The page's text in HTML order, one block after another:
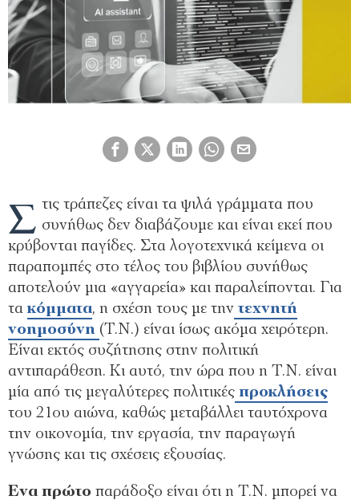
Σ τις τράπεζες είναι τα ψιλά γράµµατα που
συνήθως δεν διαβάζουµε και είναι εκεί που
κρύβονται παγίδες. Στα λογοτεχνικά κείµενα οι
παραποµπές στο τέλος του βιβλίου συνήθως
αποτελούν µια «αγγαρεία» και παραλείπονται. Για
τακόµµατα, η σχέση τους µε την τεχνητή
νοηµοσύνη (Τ.Ν.) είναι ίσως ακόµα χειρότερη.
Είναι εκτός συζήτησης στην πολιτική
αντιπαράθεση. Κι αυτό, την ώρα που η Τ.Ν. είναι
µία από τις µεγαλύτερες πολιτικές προκλήσεις
του 21ου αιώνα, καθώς µεταβάλλει ταυτόχρονα
την οικονοµία, την εργασία, την παραγωγή
γνώσης και τις σχέσεις εξουσίας.
Ενα πρώτο παράδοξο είναι ότι η Τ.Ν. µπορεί να